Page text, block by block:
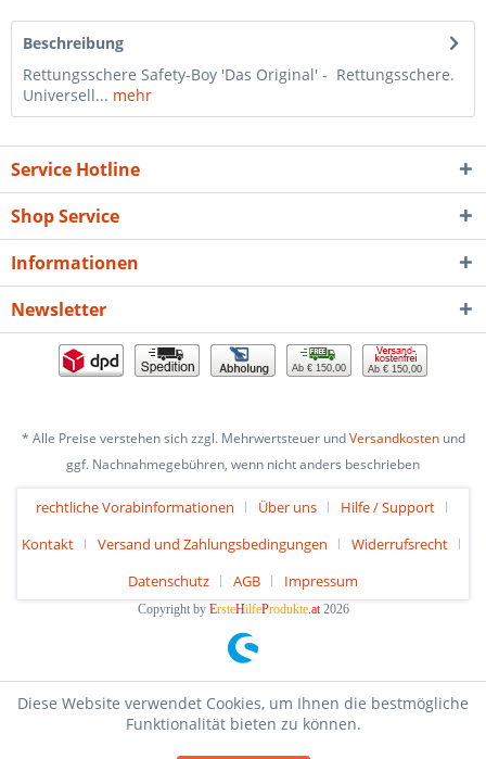
Beschreibung
Rettungsschere Safety-Boy 'Das Original' - Rettungsschere.
Universell... mehr
Service Hotline
Shop Service
Informationen
Newsletter
Ab € 150,00 Ab € 150,00
* Alle Preise verstehen sich zzgl. Mehrwertsteuer undVersandkostenund
ggf. Nachnahmegebühren, wenn nicht anders beschrieben
rechtliche Vorabinformationen Über uns
Hilfe / Support
Kontakt
Versand und Zahlungsbedingungen
Widerrufsrecht
Datenschutz
AGB Impressum
Copyright by ErsteHilfeProdukte.at2026
Diese Website verwendet Cookies, um Ihnen die bestmögliche
Funktionalität bieten zu können.